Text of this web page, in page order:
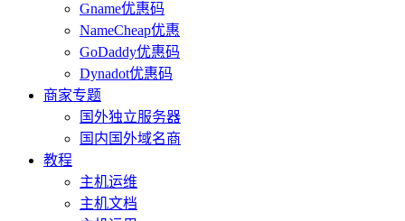
Gname优惠码
NameCheap优惠
GoDaddy优惠码
Dynadot优惠码
商家专题
国外独立服务器
国内国外域名商
教程
主机运维
主机文档